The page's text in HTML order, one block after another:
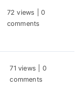
72 views |0
comments
71 views
0
comments